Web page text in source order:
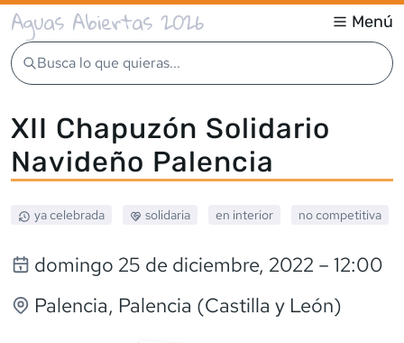
Aguas Abiertas 2026 Menú
Busca lo que quieras...
XII Chapuzón Solidario
Navideño Palencia
ya celebrada solidaria en interior no competitiva
domingo 25 de diciembre, 2022 – 12:00
Palencia, Palencia (Castilla y León)